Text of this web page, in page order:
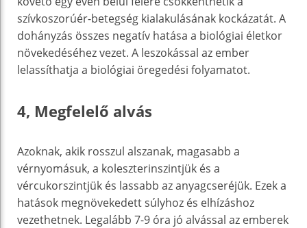
szívkoszorúér-betegség kialakulásának kockázatát. A
dohányzás összes negatív hatása a biológiai életkor
növekedéséhez vezet. A leszokással az ember
lelassíthatja a biológiai öregedési folyamatot.
4, Megfelelő alvás
Azoknak, akik rosszul alszanak, magasabb a
vérnyomásuk, a koleszterinszintjük és a
vércukorszintjük és lassabb az anyagcseréjük. Ezek a
hatások megnövekedett súlyhoz és elhízáshoz
vezethetnek. Legalább 7-9 óra jó alvással az emberek